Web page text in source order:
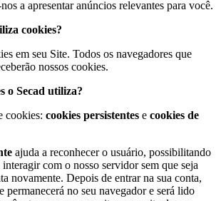
a apresentar anúncios relevantes para você.
cookies?
em seu Site. Todos os navegadores que
nossos cookies.
o Secad utiliza?
cookies: cookies persistentes e cookies de
ajuda a reconhecer o usuário, possibilitando
com o nosso servidor sem que seja
novamente. Depois de entrar na sua conta,
permanecerá no seu navegador e será lido